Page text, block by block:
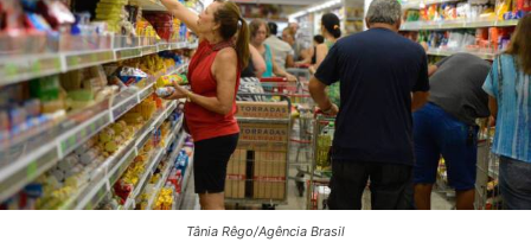
Tânia Rêgo/Agência Brasil